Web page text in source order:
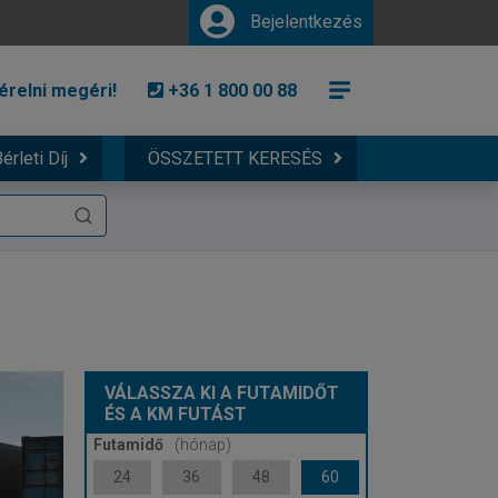
Bejelentkezés
megéri! +36 1 800 00 88
Díj ÖSSZETETT KERESÉS
VÁLASSZA KI A FUTAMIDŐT
ÉS A KM FUTÁST
Futamidő
(hónap)
24
36 48 60